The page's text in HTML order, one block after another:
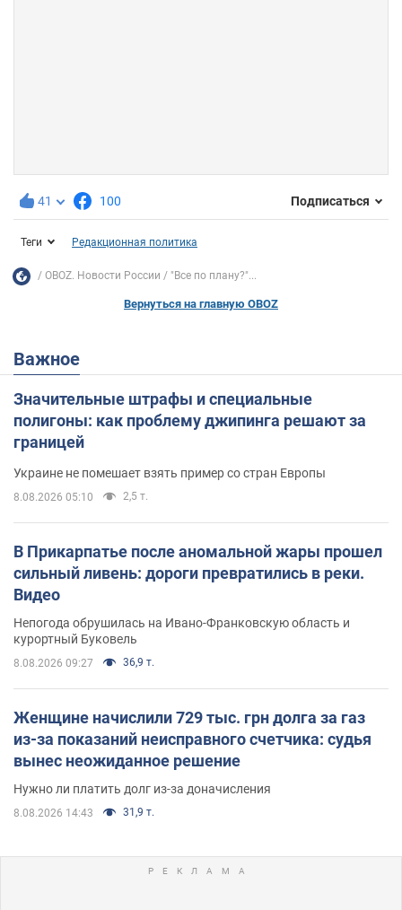
41 100 Подписаться
Теги Редакционная политика
OBOZ. Новости России "Все по плану?"...
Вернуться на главную OBOZ
Важное
Значительные штрафы и специальные
полигоны: как проблему джипинга решают за
границей
Украине не помешает взять пример со стран Европы
8.08.2026 05:10 2,5 т.
В Прикарпатье после аномальной жары прошел
сильный ливень: дороги превратились в реки.
Видео
Непогода обрушилась на Ивано-Франковскую область и
курортный Буковель
8.08.2026 09:27 36,9 т.
Женщине начислили 729 тыс. грн долга за газ
из-за показаний неисправного счетчика: судья
вынес неожиданное решение
Нужно ли платить долг из-за доначисления
8.08.2026 14:43 31,9 т.